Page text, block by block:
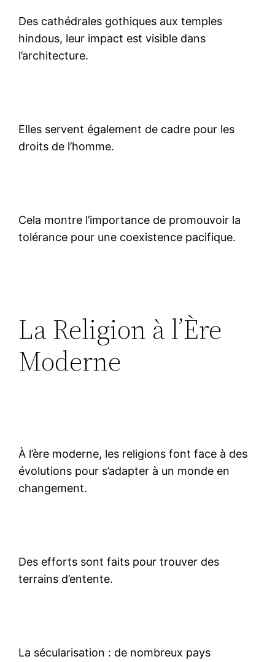
Des cathédrales gothiques aux temples
hindous, leur impact est visible dans
l’architecture.
Elles servent également de cadre pour les
droits de l’homme.
Cela montre l’importance de promouvoir la
tolérance pour une coexistence pacifique.
La Religion à l’Ère
Moderne
À l’ère moderne, les religions font face à des
évolutions pour s’adapter à un monde en
changement.
Des efforts sont faits pour trouver des
terrains d’entente.
La sécularisation : de nombreux pays